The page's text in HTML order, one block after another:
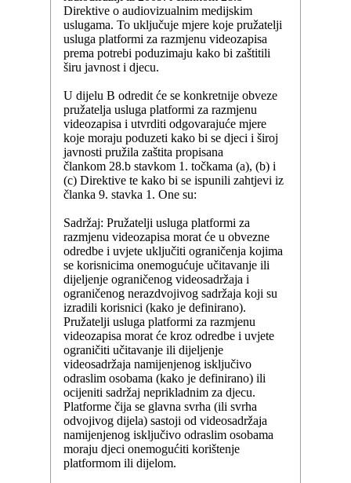
Direktive o audiovizualnim medijskim
uslugama. To uključuje mjere koje pružatelji
usluga platformi za razmjenu videozapisa
prema potrebi poduzimaju kako bi zaštitili
širu javnost i djecu.
U dijelu B odredit će se konkretnije obveze
pružatelja usluga platformi za razmjenu
videozapisa i utvrditi odgovarajuće mjere
koje moraju poduzeti kako bi se djeci i široj
javnosti pružila zaštita propisana
člankom 28.b stavkom 1. točkama (a), (b) i
(c) Direktive te kako bi se ispunili zahtjevi iz
članka 9. stavka 1. One su:
Sadržaj: Pružatelji usluga platformi za
razmjenu videozapisa morat će u obvezne
odredbe i uvjete uključiti ograničenja kojima
se korisnicima onemogućuje učitavanje ili
dijeljenje ograničenog videosadržaja i
ograničenog nerazdvojivog sadržaja koji su
izradili korisnici (kako je definirano).
Pružatelji usluga platformi za razmjenu
videozapisa morat će kroz odredbe i uvjete
ograničiti učitavanje ili dijeljenje
videosadržaja namijenjenog isključivo
odraslim osobama (kako je definirano) ili
ocijeniti sadržaj neprikladnim za djecu.
Platforme čija se glavna svrha (ili svrha
odvojivog dijela) sastoji od videosadržaja
namijenjenog isključivo odraslim osobama
moraju djeci onemogućiti korištenje
platformom ili dijelom.